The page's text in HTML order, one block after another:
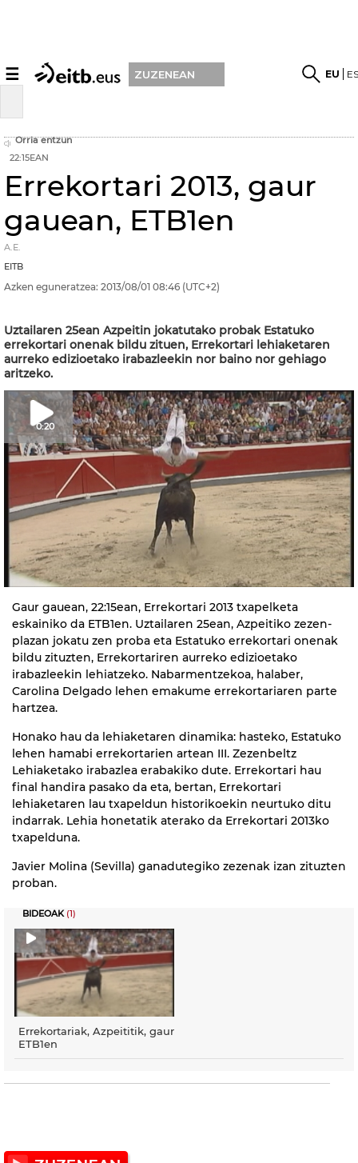
☰ ZUZENEAN EU
Orria entzun
22:15EAN
Errekortari 2013, gaur
gauean, ETB1en
A.E.
EITB
Azken eguneratzea: 2013/08/01 08:46 (UTC+2)
Uztailaren 25ean Azpeitin jokatutako probak Estatuko
errekortari onenak bildu zituen, Errekortari lehiaketaren
aurreko edizioetako irabazleekin nor baino nor gehiago
aritzeko.
0:20
Gaur gauean, 22:15ean, Errekortari 2013 txapelketa
eskainiko da ETB1en. Uztailaren 25ean, Azpeitiko zezen-
plazan jokatu zen proba eta Estatuko errekortari onenak
bildu zituzten, Errekortariren aurreko edizioetako
irabazleekin lehiatzeko. Nabarmentzekoa, halaber,
Carolina Delgado lehen emakume errekortariaren parte
hartzea.
Honako hau da lehiaketaren dinamika: hasteko, Estatuko
lehen hamabi errekortarien artean III. Zezenbeltz
Lehiaketako irabazlea erabakiko dute. Errekortari hau
final handira pasako da eta, bertan, Errekortari
lehiaketaren lau txapeldun historikoekin neurtuko ditu
indarrak. Lehia honetatik aterako da Errekortari 2013ko
txapelduna.
Javier Molina (Sevilla) ganadutegiko zezenak izan zituzten
proban.
BIDEOAK (1)
Errekortariak, Azpeititik, gaur
ETB1en